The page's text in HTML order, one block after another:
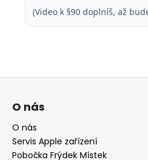
(Video k §90 doplníš, až
O nás
O nás
Servis Apple zařízení
Pobočka Frýdek Místek